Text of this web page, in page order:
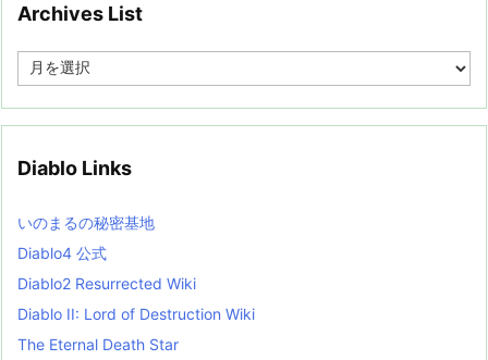
Archives List
e
i
s
t
Diablo Links
いのまるの秘密基地
Diablo4 公式
Diablo2 Resurrected Wiki
Diablo II: Lord of Destruction Wiki
The Eternal Death Star